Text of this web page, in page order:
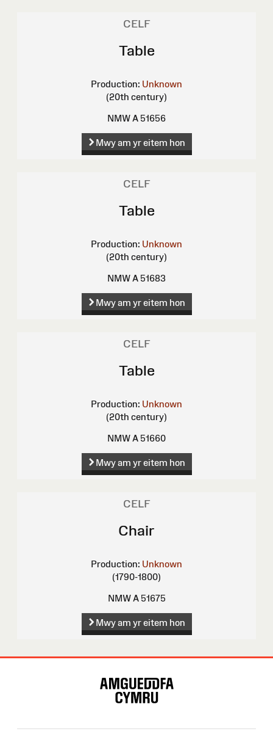
CELF
Table
Production: Unknown
(20th century)
NMW A 51656
Mwy am yr eitem hon
CELF
Table
Production: Unknown
(20th century)
NMW A 51683
Mwy am yr eitem hon
CELF
Table
Production: Unknown
(20th century)
NMW A 51660
Mwy am yr eitem hon
CELF
Chair
Production: Unknown
(1790-1800)
NMW A 51675
Mwy am yr eitem hon